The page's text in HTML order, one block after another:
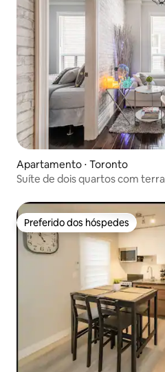
Apartamento ⋅ Toronto
Suíte de dois quartos com
Preferido dos hóspedes
Preferido dos hóspedes